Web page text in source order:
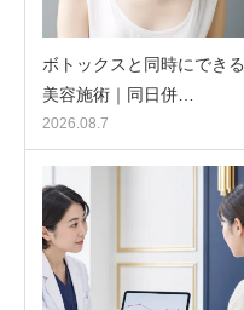
ボトックスと同時にできる
美容施術｜同日併…
2026.08.7